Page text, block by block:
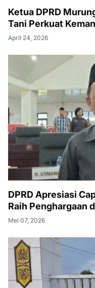
Ketua DPRD
Tani Perkuat
April 24, 2026
DPRD Apresiasi
Raih Penghargaan
Mei 07, 2026